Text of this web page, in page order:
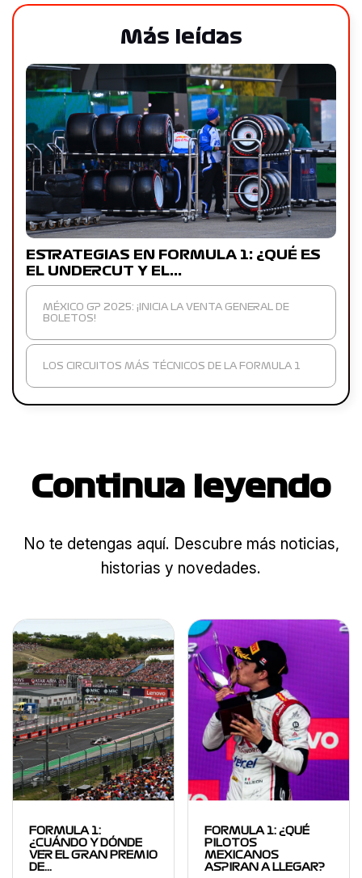
Más leídas
ESTRATEGIAS EN FORMULA 1: ¿QUÉ ES
EL UNDERCUT Y EL…
MÉXICO GP 2025: ¡INICIA LA VENTA GENERAL DE
BOLETOS!
LOS CIRCUITOS MÁS TÉCNICOS DE LA FORMULA 1
Continua leyendo
No te detengas aquí. Descubre más noticias,
historias y novedades.
FORMULA 1:
¿CUÁNDO Y DÓNDE
VER EL GRAN PREMIO
DE…
FORMULA 1: ¿QUÉ
PILOTOS
MEXICANOS
ASPIRAN A LLEGAR?